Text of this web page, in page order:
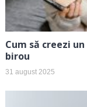
Cum să creezi
birou
31 august 2025